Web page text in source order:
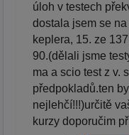
úloh v testech
dostala jsem se na
keplera, 15. ze
90.(dělali jsme
ma a scio test z v.
předpokladů.ten byl
nejlehčí!!!)určitě
kurzy doporučim